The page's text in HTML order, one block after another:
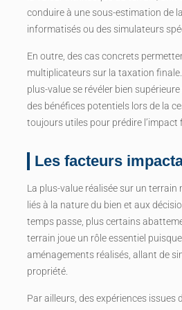
conduire à une sous-estimation de
informatisés ou des simulateurs
En outre, des cas concrets
multiplicateurs sur la taxation
plus-value se révéler bien
des bénéfices potentiels lors de la
toujours utiles pour prédire l’impact
Les facteurs
La plus-value réalisée sur un
liés à la nature du bien et aux
temps passe, plus certains
terrain joue un rôle essentiel
aménagements réalisés, allant de
propriété.
Par ailleurs, des expériences